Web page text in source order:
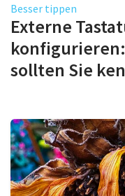
Besser tippen
Externe
sollten Sie